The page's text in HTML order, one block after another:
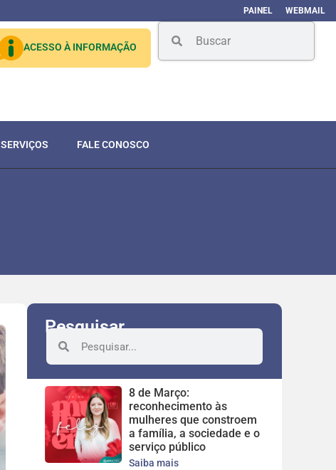
PAINEL WEBMAIL
ACESSO À INFORMAÇÃO
SERVIÇOS FALE CONOSCO
Pesquisar
8 de Março:
reconhecimento às
mulheres que constroem
a família, a sociedade e o
serviço público
Saiba mais